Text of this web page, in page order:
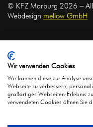
© KFZ Marburg 2026 ‒
Webdesign mellow GmbH
Impressum
Wir verwenden Cookies
Wir können diese zur Analyse
Webseite zu verbessern,
großartiges Webseiten-Erlebnis
verwendeten Cookies öffnen Sie